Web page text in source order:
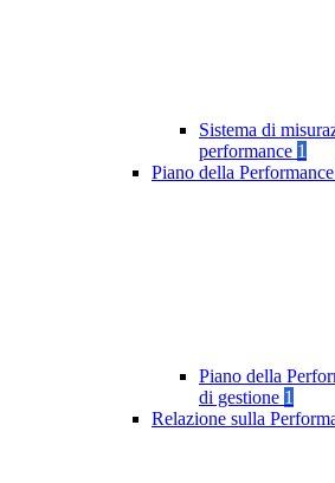
Sistema di
performance 1
Piano della Performance
Piano della
di gestione 1
Relazione sulla